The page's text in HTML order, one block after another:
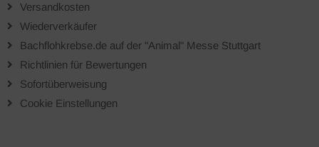
Versandkosten
Wiederverkäufer
Bachflohkrebse.de auf der "Animal" Messe Stuttgart
Richtlinien für Bewertungen
Sofortüberweisung
Cookie Einstellungen